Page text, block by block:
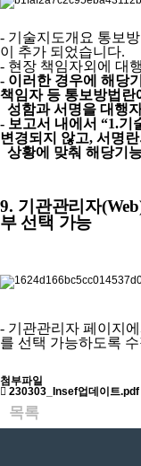
- 기술지도개요 통보방
이 추가 되었습니다.
- 현장 책임자외에 대
- 이러한 경우에 해당
책임자 등 통보방법란
성함과 서명을 대행
- 보고서 내에서 “1.기
변경되지 않고, 서명
상황에 맞춰 해당기
9. 기 관관리자
부 선택 가능
- 기관관리자 페이지
를 선택 가능하도록
첨부파일
230303_Insef업데이트.pdf
목록